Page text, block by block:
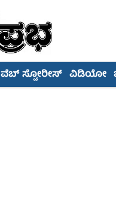
ವೆಬ್ ಸ್ಟೋರೀಸ್ ವಿಡಿಯೋ